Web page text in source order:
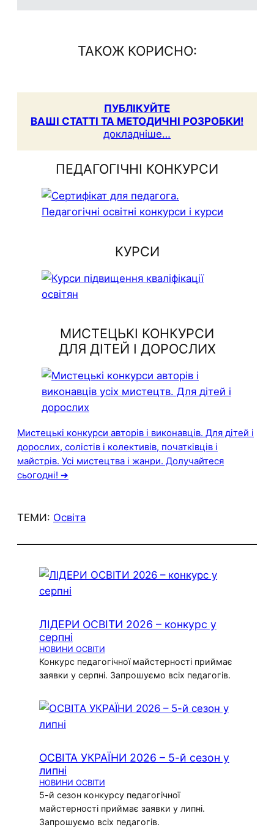
ТАКОЖ КОРИСНО:
ПУБЛІКУЙТЕ
ВАШІ СТАТТІ ТА МЕТОДИЧНІ РОЗРОБКИ!
докладніше…
ПЕДАГОГІЧНІ КОНКУРСИ
КУРСИ
МИСТЕЦЬКІ КОНКУРСИ
ДЛЯ ДІТЕЙ І ДОРОСЛИХ
Мистецькі конкурси авторів і виконавців. Для дітей і
дорослих, солістів і колективів, початківців і
майстрів. Усі мистецтва і жанри. Долучайтеся
сьогодні! ➔
ТЕМИ: Освіта
ЛІДЕРИ ОСВІТИ 2026 – конкурс у
серпні
НОВИНИ ОСВІТИ
Конкурс педагогічної майстерності приймає
заявки у серпні. Запрошуємо всіх педагогів.
ОСВІТА УКРАЇНИ 2026 – 5-й сезон у
липні
НОВИНИ ОСВІТИ
5-й сезон конкурсу педагогічної
майстерності приймає заявки у липні.
Запрошуємо всіх педагогів.